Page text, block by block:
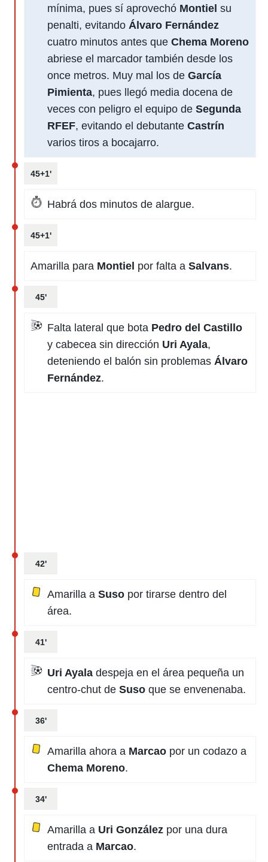
mínima, pues sí aprovechó Montiel su
penalti, evitando Álvaro Fernández
cuatro minutos antes que Chema Moreno
abriese el marcador también desde los
once metros. Muy mal los de García
Pimienta, pues llegó media docena de
veces con peligro el equipo de Segunda
RFEF, evitando el debutante Castrín
varios tiros a bocajarro.
45+1'
Habrá dos minutos de alargue.
45+1'
Amarilla para Montiel por falta a Salvans.
45'
Falta lateral que bota Pedro del Castillo
y cabecea sin dirección Uri Ayala,
deteniendo el balón sin problemas Álvaro
Fernández.
42'
Amarilla a Suso por tirarse dentro del
área.
41'
Uri Ayala despeja en el área pequeña un
centro-chut de Suso que se envenenaba.
36'
Amarilla ahora a Marcao por un codazo a
Chema Moreno.
34'
Amarilla a Uri González por una dura
entrada a Marcao.